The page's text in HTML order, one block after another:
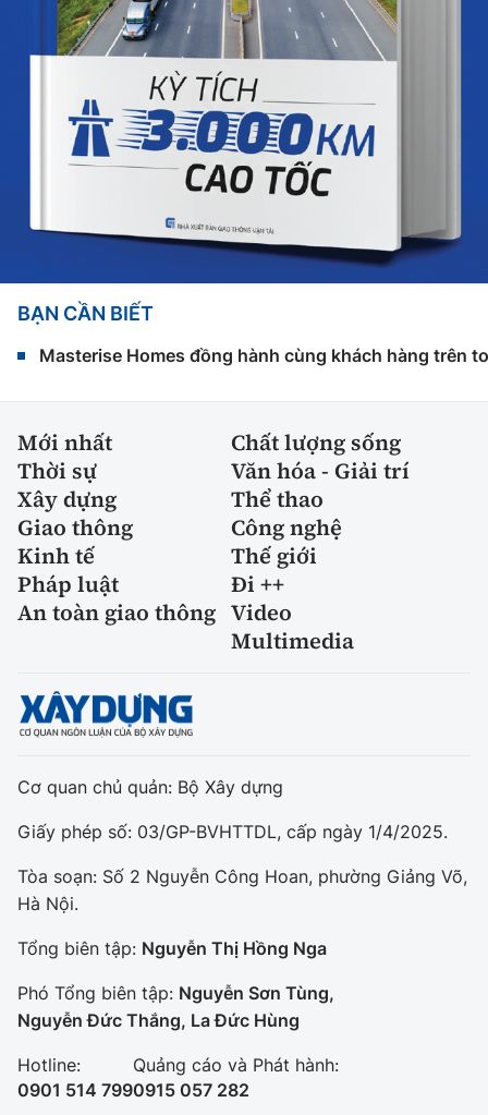
BẠN CẦN BIẾT
Masterise Homes đồng hành cùng khách hàng trên
Mới nhất
Chất lượng sống
Thời sự
Văn hóa - Giải trí
Xây dựng
Thể thao
Giao thông
Công nghệ
Kinh tế
Thế giới
Pháp luật
Đi ++
An toàn giao thông Video
Multimedia
Cơ quan chủ quản: Bộ Xây dựng
Giấy phép số: 03/GP-BVHTTDL, cấp ngày 1/4/2025.
Tòa soạn: Số 2 Nguyễn Công Hoan, phường Giảng Võ,
Hà Nội.
Tổng biên tập: Nguyễn Thị Hồng Nga
Phó Tổng biên tập: Nguyễn Sơn Tùng,
Nguyễn Đức Thắng, La Đức Hùng
Hotline:
0901 514 799
Quảng cáo và Phát hành:
0915 057 282